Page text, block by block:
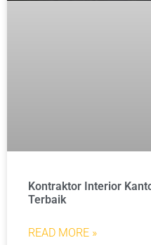
Kontraktor Interior
Terbaik
READ MORE »